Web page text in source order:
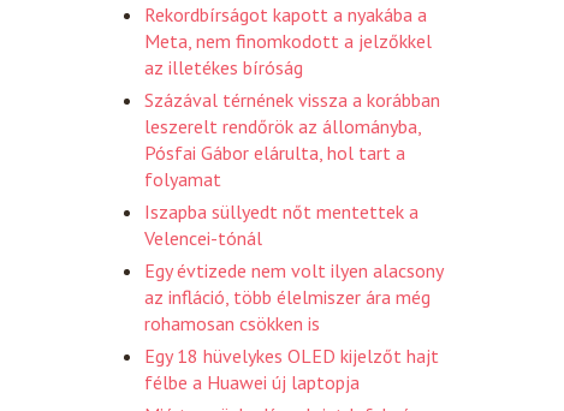
Rekordbírságot kapott a nyakába a
Meta, nem finomkodott a jelzőkkel
az illetékes bíróság
Százával térnének vissza a korábban
leszerelt rendőrök az állományba,
Pósfai Gábor elárulta, hol tart a
folyamat
Iszapba süllyedt nőt mentettek a
Velencei-tónál
Egy évtizede nem volt ilyen alacsony
az infláció, több élelmiszer ára még
rohamosan csökken is
Egy 18 hüvelykes OLED kijelzőt hajt
félbe a Huawei új laptopja